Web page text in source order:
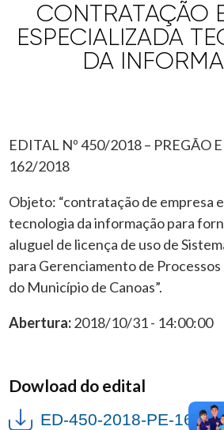
CONTRATAÇÃO
ESPECIALIZADA
DA
EDITAL Nº 450/2018 – PREGÃO
162/2018
Objeto: “contratação de empresa
tecnologia da informação para
aluguel de licença de uso de
para Gerenciamento de Processos
do Município de Canoas”.
Abertura:2018/10/31 - 14:00:00
Dowload do edital
ED-450-2018-PE-162-